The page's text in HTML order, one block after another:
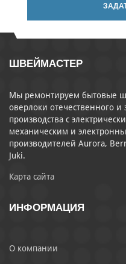
ШВЕЙМАСТЕР
Мы ремонтируем бытовые
оверлоки отечественного и
производства с
механическим и
производителей Aurora,
Juki.
Карта сайта
ИНФОРМАЦИЯ
О компании